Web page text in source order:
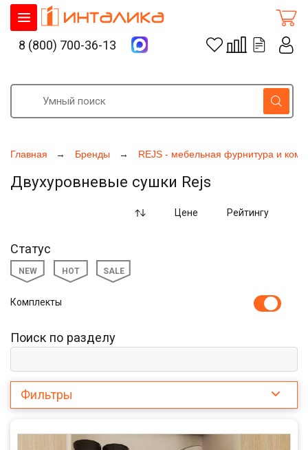
Главная Бренды REJS - мебельная фурнитура и
Двухуровневые сушки Rejs
Цене Рейтингу
Статус
NEW HOT SALE
Комплекты
Поиск по разделу
Фильтры
8 (800) 700-36-13